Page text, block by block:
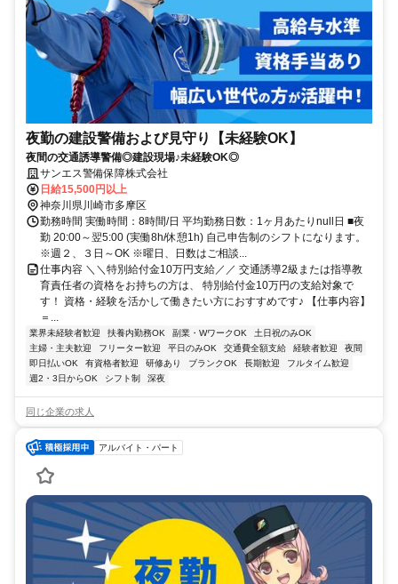
夜勤の建設警備および見守り【未経験OK】
夜間の交通誘導警備◎建設現場♪未経験OK◎
サンエス警備保障株式会社
日給15,500円以上
神奈川県川崎市多摩区
勤務時間 実働時間：8時間/日 平均勤務日数：1ヶ月あたりnull日 ■夜
勤 20:00～翌5:00 (実働8h/休憩1h) 自己申告制のシフトになります。
※週２、３日～OK ※曜日、日数はご相談...
仕事内容 ＼＼特別給付金10万円支給／／ 交通誘導2級または指導教
育責任者の資格をお持ちの方は、 特別給付金10万円の支給対象で
す！ 資格・経験を活かして働きたい方におすすめです♪ 【仕事内容】
＝...
業界未経験者歓迎 扶養内勤務OK 副業・WワークOK
土日祝のみOK
主婦・主夫歓迎
フリーター歓迎 平日のみOK 交通費全額支給 経験者歓迎
夜間
即日払いOK
有資格者歓迎 研修あり ブランクOK 長期歓迎
フルタイム歓迎
週2・3日からOK
シフト制 深夜
同じ企業の求人
アルバイト・パート